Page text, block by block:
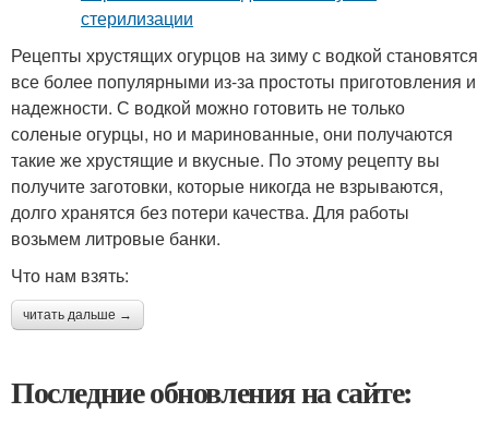
Рецепты хрустящих огурцов на зиму с водкой становятся
все более популярными из-за простоты приготовления и
надежности. С водкой можно готовить не только
соленые огурцы, но и маринованные, они получаются
такие же хрустящие и вкусные. По этому рецепту вы
получите заготовки, которые никогда не взрываются,
долго хранятся без потери качества. Для работы
возьмем литровые банки.
Что нам взять:
читать дальше →
Последние обновления на сайте: